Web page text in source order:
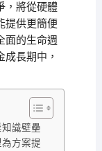
，將從硬體
提供更簡便
面的生命週
長期中，
識壁壘
方案提